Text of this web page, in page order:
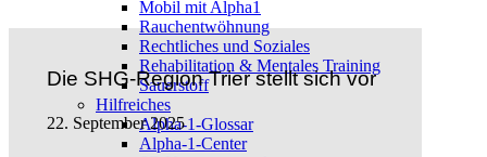
Mobil mit Alpha1
Rauchentwöhnung
Rechtliches und Soziales
Rehabilitation & Mentales Training
Sauerstoff
Hilfreiches
Alpha-1-Glossar
Alpha-1-Center
RegionDie SHG-Region Trier stellt sich vor
22. September 2025